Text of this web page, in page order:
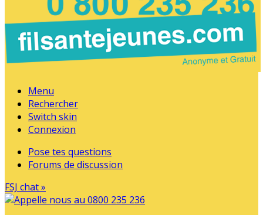
Menu
Rechercher
Switch skin
Connexion
Pose tes questions
Forums de discussion
FSJ chat »